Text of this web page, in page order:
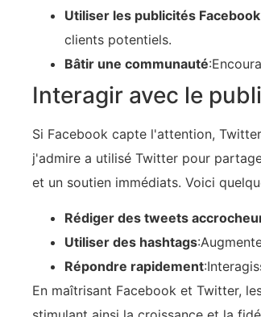
Utiliser les publicités Facebook
clients potentiels.
Bâtir une communauté
Interagir avec le
Si Facebook capte l'attention,
j'admire a utilisé Twitter pour
et un soutien immédiats. Voici
Rédiger des tweets
Utiliser des hashtags
Répondre rapidement
En maîtrisant Facebook et Twitter,